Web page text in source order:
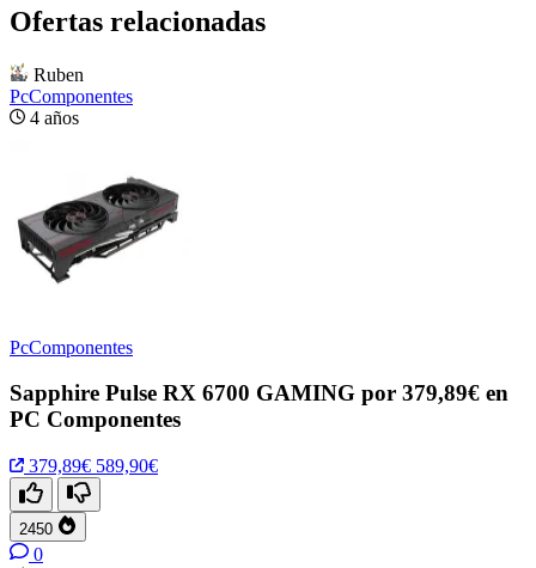
Ofertas relacionadas
Ruben
PcComponentes
4 años
PcComponentes
Sapphire Pulse RX 6700 GAMING por 379,89€ en
PC Componentes
379,89€ 589,90€
2450
0